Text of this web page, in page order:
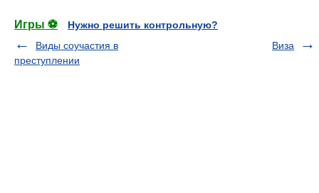
Игры ⚽
Нужно решить контрольную?
Виды соучастия в
преступлении
Виза